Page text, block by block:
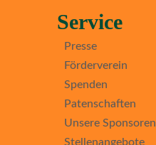
Service
Presse
Förderverein
Spenden
Patenschaften
Unsere Sponsoren
Stellenangebote